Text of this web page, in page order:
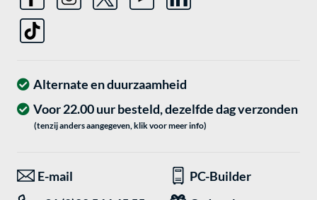
Alternate en duurzaamheid
Voor 22.00 uur besteld, dezelfde dag verzonden
(tenzij anders aangegeven, klik voor meer info)
E-mail
PC-Builder